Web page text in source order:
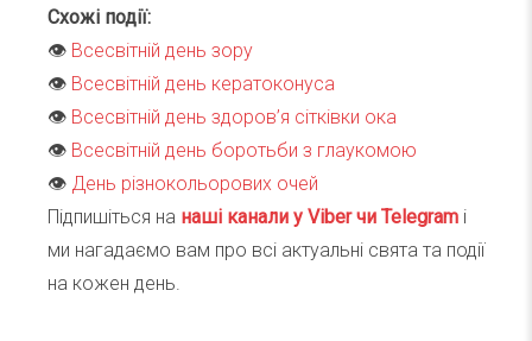
Схожі події:
👁 Всесвітній день зору
👁 Всесвітній день кератоконуса
👁 Всесвітній день здоров’я сітківки ока
👁 Всесвітній день боротьби з глаукомою
👁 День різнокольорових очей
Підпишіться на наші канали у Viber чи Telegram і
ми нагадаємо вам про всі актуальні свята та події
на кожен день.